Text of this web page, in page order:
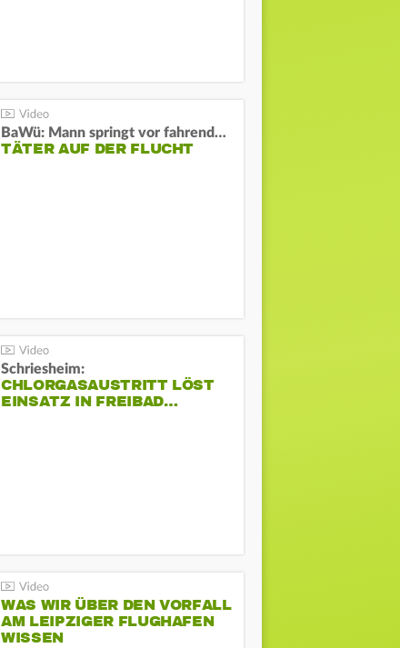
BaWü: Mann springt vor fahrendes Auto und schießt
TÄTER AUF DER FLUCHT
Schriesheim:
CHLORGASAUSTRITT LÖST
EINSATZ IN FREIBAD…
WAS WIR ÜBER DEN VORFALL
AM LEIPZIGER FLUGHAFEN
WISSEN